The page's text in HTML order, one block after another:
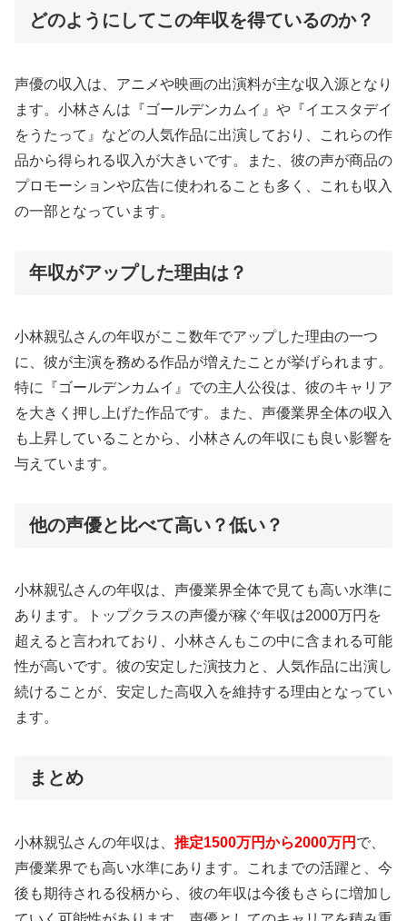
どのようにしてこの年収を得ているのか？
声優の収入は、アニメや映画の出演料が主な収入源となり
ます。小林さんは『ゴールデンカムイ』や『イエスタデイ
をうたって』などの人気作品に出演しており、これらの作
品から得られる収入が大きいです。また、彼の声が商品の
プロモーションや広告に使われることも多く、これも収入
の一部となっています。
年収がアップした理由は？
小林親弘さんの年収がここ数年でアップした理由の一つ
に、彼が主演を務める作品が増えたことが挙げられます。
特に『ゴールデンカムイ』での主人公役は、彼のキャリア
を大きく押し上げた作品です。また、声優業界全体の収入
も上昇していることから、小林さんの年収にも良い影響を
与えています。
他の声優と比べて高い？低い？
小林親弘さんの年収は、声優業界全体で見ても高い水準に
あります。トップクラスの声優が稼ぐ年収は2000万円を
超えると言われており、小林さんもこの中に含まれる可能
性が高いです。彼の安定した演技力と、人気作品に出演し
続けることが、安定した高収入を維持する理由となってい
ます。
まとめ
小林親弘さんの年収は、 推定1500万円から2000万円 で、
声優業界でも高い水準にあります。これまでの活躍と、今
後も期待される役柄から、彼の年収は今後もさらに増加し